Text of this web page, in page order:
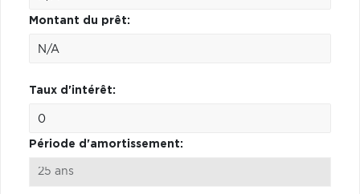
Montant du prêt:
Taux d'intérêt:
Période d'amortissement: